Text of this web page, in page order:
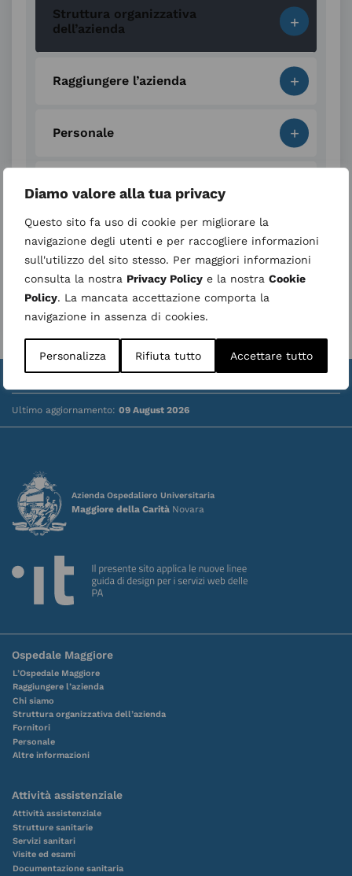
Diamo valore alla tua privacy
Questo sito fa uso di cookie per migliorare la
navigazione degli utenti e per raccogliere informazioni
sull'utilizzo del sito stesso. Per maggiori informazioni
consulta la nostra Privacy Policy e la nostra Cookie
Policy. La mancata accettazione comporta la
navigazione in assenza di cookies.
Personalizza Rifiuta tutto Accettare tutto
+
Struttura organizzativa
dell’azienda
+
Raggiungere l’azienda
+
Personale
Fornitori
+
Altre informazioni
Area di quadrante
Valuta la struttura| Whistleblower
Ultimo aggiornamento: 09 August 2026
Azienda Ospedaliero Universitaria
Maggiore della Carità Novara
Ospedale Maggiore
L’Ospedale Maggiore
Raggiungere l’azienda
Chi siamo
Struttura organizzativa dell’azienda
Fornitori
Personale
Altre informazioni
Attività assistenziale
Attività assistenziale
Strutture sanitarie
Servizi sanitari
Visite ed esami
Documentazione sanitaria